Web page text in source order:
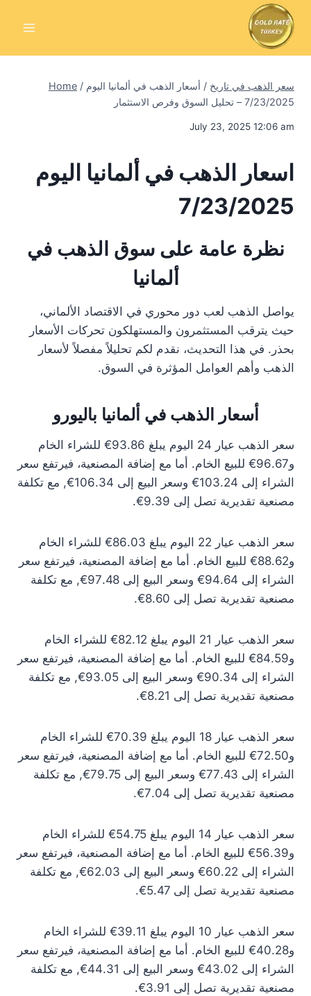
Home / سعر الذهب في تاريخ / أسعار الذهب في ألمانيا اليوم
7/23/2025 – تحليل السوق وفرص الاستثمار
July 23, 2025 12:06 am
اسعار الذهب في ألمانيا اليوم
7/23/2025
نظرة عامة على سوق الذهب في
ألمانيا
يواصل الذهب لعب دور محوري في الاقتصاد الألماني،
حيث يترقب المستثمرون والمستهلكون تحركات الأسعار
بحذر. في هذا التحديث، نقدم لكم تحليلاً مفصلاً لأسعار
الذهب وأهم العوامل المؤثرة في السوق.
أسعار الذهب في ألمانيا باليورو
سعر الذهب عيار 24 اليوم يبلغ 93.86€ للشراء الخام
و96.67€ للبيع الخام. أما مع إضافة المصنعية، فيرتفع سعر
الشراء إلى 103.24€ وسعر البيع إلى 106.34€, مع تكلفة
مصنعية تقديرية تصل إلى 9.39€.
سعر الذهب عيار 22 اليوم يبلغ 86.03€ للشراء الخام
و88.62€ للبيع الخام. أما مع إضافة المصنعية، فيرتفع سعر
الشراء إلى 94.64€ وسعر البيع إلى 97.48€, مع تكلفة
مصنعية تقديرية تصل إلى 8.60€.
سعر الذهب عيار 21 اليوم يبلغ 82.12€ للشراء الخام
و84.59€ للبيع الخام. أما مع إضافة المصنعية، فيرتفع سعر
الشراء إلى 90.34€ وسعر البيع إلى 93.05€, مع تكلفة
مصنعية تقديرية تصل إلى 8.21€.
سعر الذهب عيار 18 اليوم يبلغ 70.39€ للشراء الخام
و72.50€ للبيع الخام. أما مع إضافة المصنعية، فيرتفع سعر
الشراء إلى 77.43€ وسعر البيع إلى 79.75€, مع تكلفة
مصنعية تقديرية تصل إلى 7.04€.
سعر الذهب عيار 14 اليوم يبلغ 54.75€ للشراء الخام
و56.39€ للبيع الخام. أما مع إضافة المصنعية، فيرتفع سعر
الشراء إلى 60.22€ وسعر البيع إلى 62.03€, مع تكلفة
مصنعية تقديرية تصل إلى 5.47€.
سعر الذهب عيار 10 اليوم يبلغ 39.11€ للشراء الخام
و40.28€ للبيع الخام. أما مع إضافة المصنعية، فيرتفع سعر
الشراء إلى 43.02€ وسعر البيع إلى 44.31€, مع تكلفة
مصنعية تقديرية تصل إلى 3.91€.